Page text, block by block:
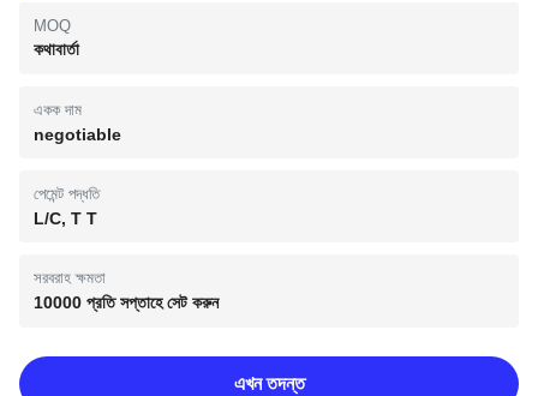
MOQ
কথাবার্তা
একক দাম
negotiable
পেমেন্ট পদ্ধতি
L/C, T T
সরবরাহ ক্ষমতা
10000 প্রতি সপ্তাহে সেট করুন
এখন তদন্ত